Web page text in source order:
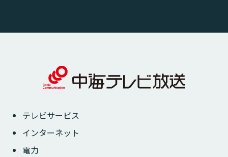
テレビサービス
インターネット
電力